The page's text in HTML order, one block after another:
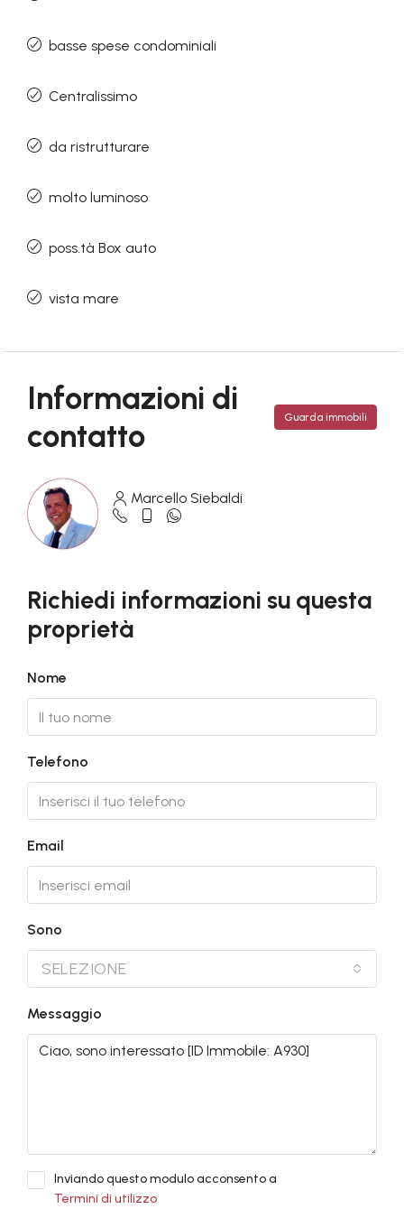
basse spese condominiali
Centralissimo
da ristrutturare
molto luminoso
poss.tà Box auto
vista mare
Informazioni di
contatto
Guarda immobili
Marcello Siebaldi
Richiedi informazioni su questa
proprietà
Nome
Telefono
Email
Sono
SELEZIONE
Messaggio
Inviando questo modulo acconsento a
Termini di utilizzo